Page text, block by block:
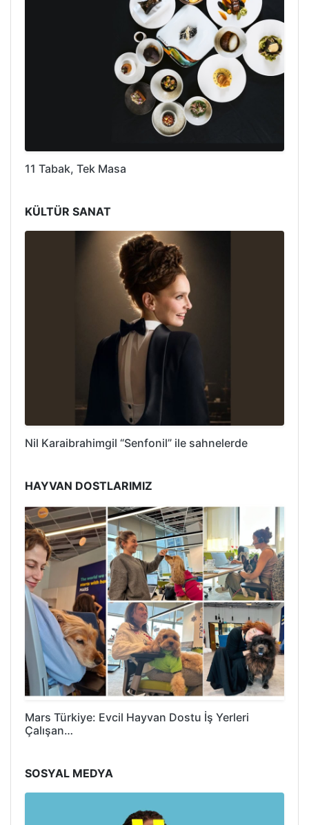
11 Tabak, Tek Masa
KÜLTÜR SANAT
Nil Karaibrahimgil “Senfonil” ile sahnelerde
HAYVAN DOSTLARIMIZ
Mars Türkiye: Evcil Hayvan Dostu İş Yerleri
Çalışan…
SOSYAL MEDYA